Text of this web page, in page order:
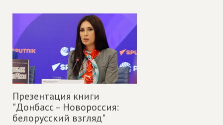
Презентация книги
"Донбасс – Новороссия:
белорусский взгляд"